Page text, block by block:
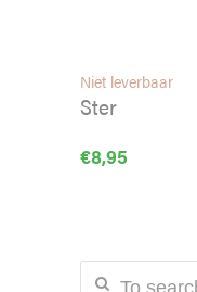
Niet leverbaar
Ster
€8,95